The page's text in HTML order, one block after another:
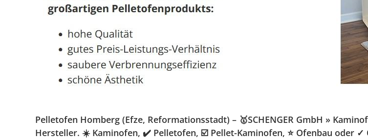
Pelletofen Homberg (Efze, Reformationsstadt) – 🥇SCHENGER GmbH »
Hersteller. ☀️ Kaminofen, ✔️ Pelletofen, ☑️ Pellet-Kaminofen, ⭐ Ofenbau oder